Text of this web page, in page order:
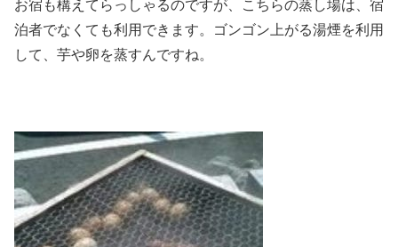
お宿も構えてらっしゃるのですが、こちらの蒸し場は、宿
泊者でなくても利用できます。ゴンゴン上がる湯煙を利用
して、芋や卵を蒸すんですね。